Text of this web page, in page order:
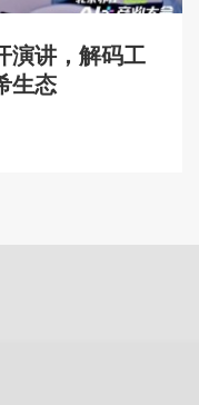
演讲，解码工
生态